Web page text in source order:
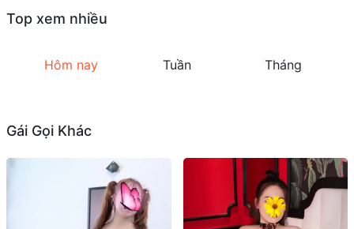
Top xem nhiều
Hôm nay Tuần Tháng
Gái Gọi Khác